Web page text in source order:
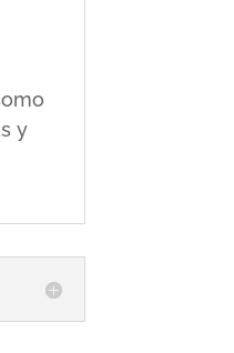
y